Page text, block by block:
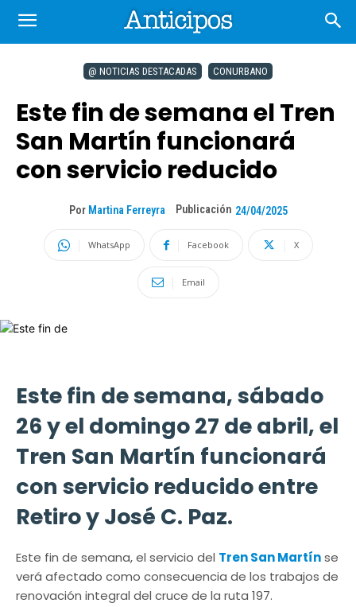
@ NOTICIAS DESTACADAS CONURBANO
Este fin de semana el Tren
San Martín funcionará
con servicio reducido
Por Martina Ferreyra Publicación 24/04/2025
WhatsApp Facebook X
Email
Este fin de semana, sábado
26 y el domingo 27 de abril, el
Tren San Martín funcionará
con servicio reducido entre
Retiro y José C. Paz.
Este fin de semana, el servicio del Tren San Martínse
verá afectado como consecuencia de los trabajos de
renovación integral del cruce de la ruta 197.